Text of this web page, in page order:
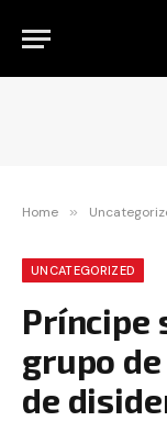
Home »
UNCATEGORIZED
Príncipe
grupo
de